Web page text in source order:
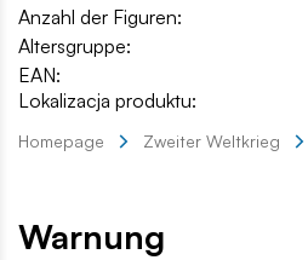
Anzahl der Figuren:
Altersgruppe:
EAN:
Lokalizacja produktu:
Homepage Zweiter Weltkrieg
Warnung